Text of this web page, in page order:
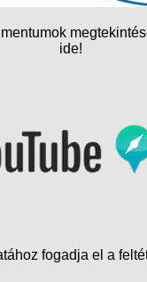
ide!
fogadja el a